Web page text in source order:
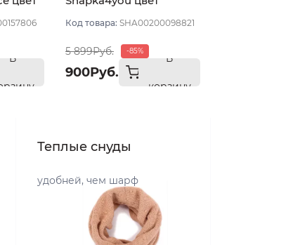
В
Сиреневый пудровый
Код товара: SHA00200098821
5 899Руб. -85%
900Руб.
В
корзину
Теплые снуды
удобней, чем шарф